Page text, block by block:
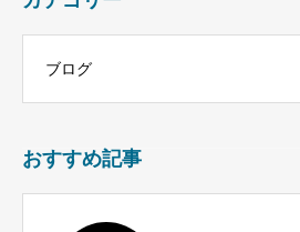
ブログ
おすすめ記事